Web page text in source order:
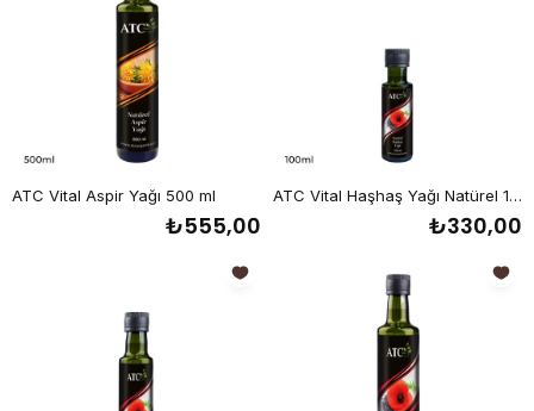
ATC Vital Aspir Yağı 500 ml
₺555,00
ATC Vital Haşhaş Yağı Natürel 100 ml
₺330,00